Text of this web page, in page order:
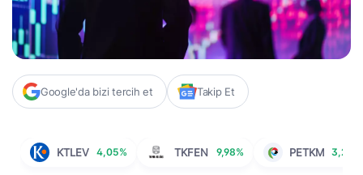
Google'da bizi tercih et Takip Et
KTLEV 4,05% TKFEN 9,98% PETKM 3,27%